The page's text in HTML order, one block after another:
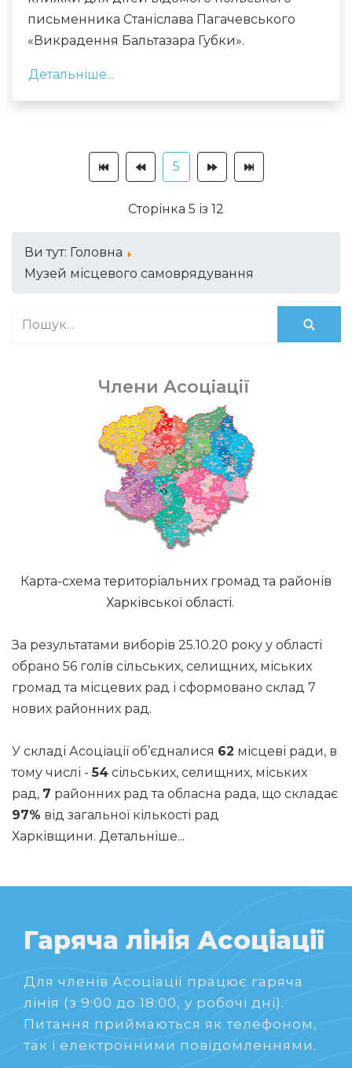
письменника Станіслава Пагачевського
«Викрадення Бальтазара Губки».
Детальніше...
5
Сторінка 5 із 12
Ви тут: Головна
Музей місцевого самоврядування
Члени Асоціації
Карта-схема територіальних громад та районів
Харківської області.
За результатами виборів 25.10.20 року у області
обрано 56 голів сільських, селищних, міських
громад та місцевих рад і сформовано склад 7
нових районних рад.
У складі Асоціації об’єдналися 62 місцеві ради, в
тому числі -54 сільських, селищних, міських
рад, 7 районних рад та обласна рада, що складає
97% від загальної кількості рад
Харківщини. Детальніше...
Гаряча лінія Асоціації
Для членів Асоціації працює гаряча
лінія (з 9:00 до 18:00, у робочі дні).
Питання приймаються як телефоном,
так і електронними повідомленнями.